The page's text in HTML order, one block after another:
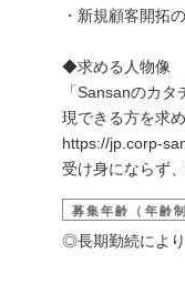
・新規顧客開拓
◆求める人物像
「Sansanのカ
現できる方を求め
https://jp.corp-
受け身にならず
募集年齢（年齢
◎長期勤続により